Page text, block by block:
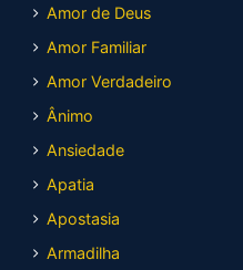
Amor de Deus
Amor Familiar
Amor Verdadeiro
Ânimo
Ansiedade
Apatia
Apostasia
Armadilha